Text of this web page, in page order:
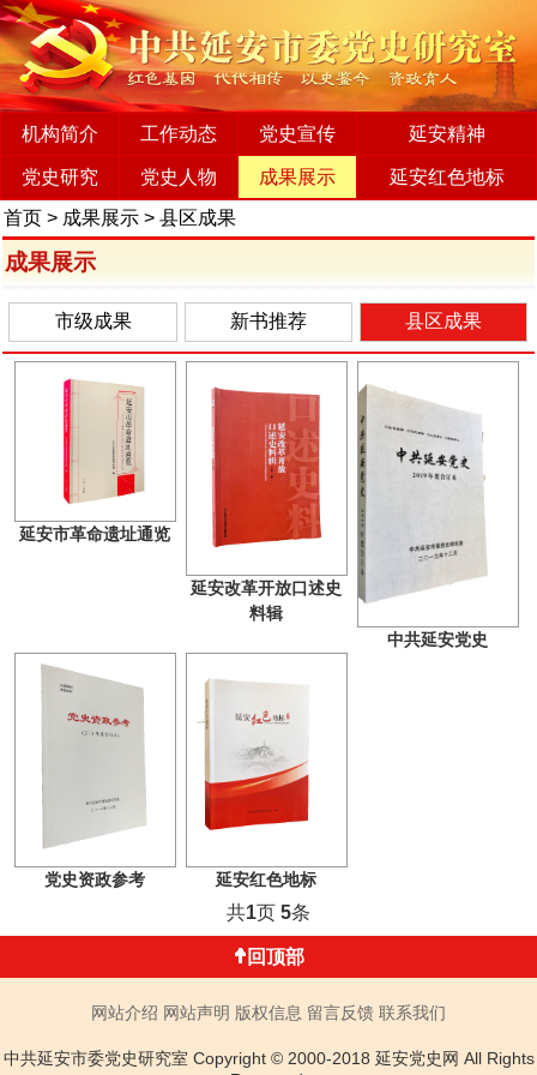
机构简介 工作动态 党史宣传 延安精神
党史研究 党史人物 成果展示
延安红色地标
首页 > 成果展示 > 县区成果
成果展示
市级成果 新书推荐 县区成果
延安市革命遗址通览
延安改革开放口述史
料辑
中共延安党史
党史资政参考 延安红色地标
共1页 5条
回顶部
网站介绍 网站声明 版权信息 留言反馈 联系我们
中共延安市委党史研究室 Copyright © 2000-2018 延安党史网 All Rights